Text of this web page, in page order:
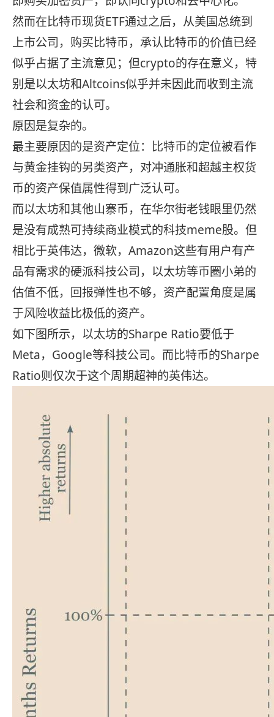
然而在比特币现货ETF通过之后，从美国总统到
上市公司，购买比特币，承认比特币的价值已经
似乎占据了主流意见；但crypto的存在意义，特
别是以太坊和Altcoins似乎并未因此而收到主流
社会和资金的认可。
原因是复杂的。
最主要原因的是资产定位：比特币的定位被看作
与黄金挂钩的另类资产，对冲通胀和超越主权货
币的资产保值属性得到广泛认可。
而以太坊和其他山寨币，在华尔街老钱眼里仍然
是没有成熟可持续商业模式的科技meme股。但
相比于英伟达，微软，Amazon这些有用户有产
品有需求的硬派科技公司，以太坊等币圈小弟的
估值不低，回报弹性也不够，资产配置角度是属
于风险收益比极低的资产。
如下图所示，以太坊的Sharpe Ratio要低于
Meta，Google等科技公司。而比特币的Sharpe
Ratio则仅次于这个周期超神的英伟达。